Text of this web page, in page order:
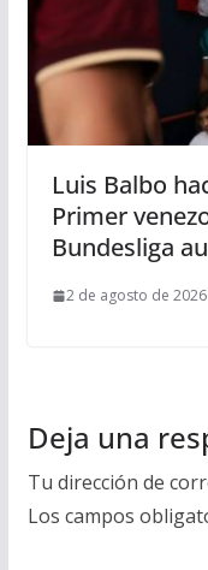
Luis Balbo
Primer
Bundesliga
2 de agosto de 2026
Deja una
Tu dirección de
Los campos